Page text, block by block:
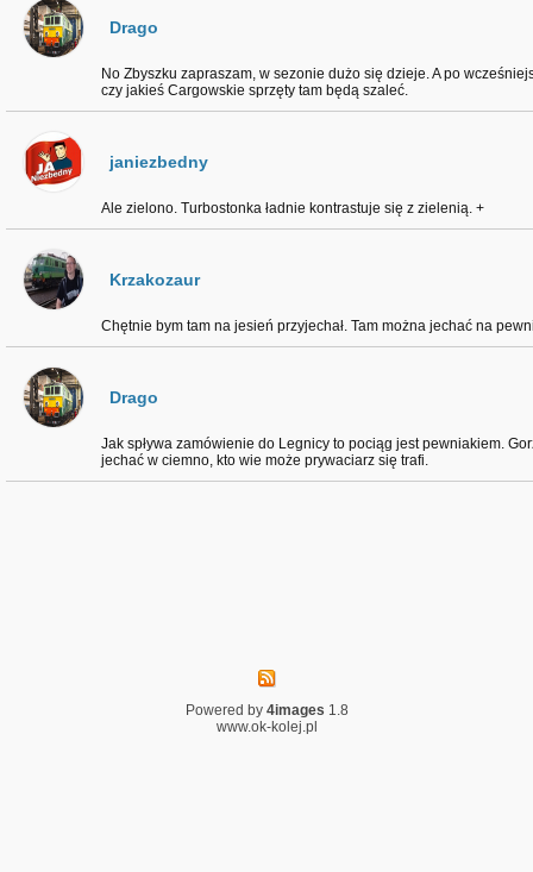
Drago
No Zbyszku zapraszam, w sezonie dużo się dzieje. A po
czy jakieś Cargowskie sprzęty tam będą szaleć.
janiezbedny
Ale zielono. Turbostonka ładnie kontrastuje się z zielenią. +
Krzakozaur
Chętnie bym tam na jesień przyjechał. Tam można jechać na
Drago
Jak spływa zamówienie do Legnicy to pociąg jest pewniakiem.
jechać w ciemno, kto wie może prywaciarz się trafi.
Powered by 4images 1.8
www.ok-kolej.pl